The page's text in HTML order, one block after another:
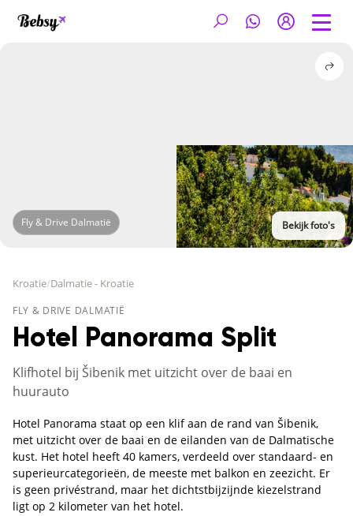
Fly & Drive Dalmatië Bekijk foto's
Kroatie/Dalmatie - Kroatie
FLY & DRIVE DALMATIË
Hotel Panorama Split
Klifhotel bij Šibenik met uitzicht over de baai en
huurauto
Hotel Panorama staat op een klif aan de rand van Šibenik,
met uitzicht over de baai en de eilanden van de Dalmatische
kust. Het hotel heeft 40 kamers, verdeeld over standaard- en
superieurcategorieën, de meeste met balkon en zeezicht. Er
is geen privéstrand, maar het dichtstbijzijnde kiezelstrand
ligt op 2 kilometer van het hotel.